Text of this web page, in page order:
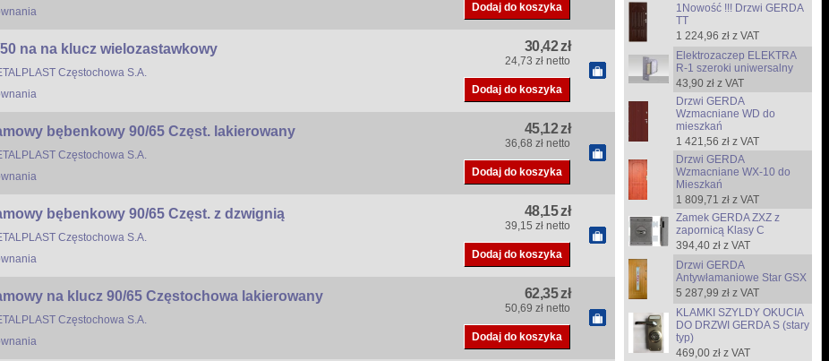
na na klucz wielozastawkowy
Częstochowa S.A.
30,42 zł
24,73 zł netto
bębenkowy 90/65 Częst. lakierowany
Częstochowa S.A.
45,12 zł
36,68 zł netto
bębenkowy 90/65 Częst. z dzwignią
Częstochowa S.A.
48,15 zł
39,15 zł netto
na klucz 90/65 Częstochowa lakierowany
Częstochowa S.A.
62,35 zł
50,69 zł netto
1Nowość !!! Drzwi GERDA
TT
1 224,96 zł z VAT
Elektrozaczep ELEKTRA
R-1 szeroki uniwersalny
43,90 zł z VAT
Drzwi GERDA
Wzmacniane WD do
mieszkań
1 421,56 zł z VAT
Drzwi GERDA
Wzmacniane WX-10 do
Mieszkań
1 809,71 zł z VAT
Zamek GERDA ZXZ z
zapornicą Klasy C
394,40 zł z VAT
Drzwi GERDA
Antywłamaniowe Star GSX
5 287,99 zł z VAT
KLAMKI SZYLDY OKUCIA
DO DRZWI GERDA S (stary
typ)
469,00 zł z VAT